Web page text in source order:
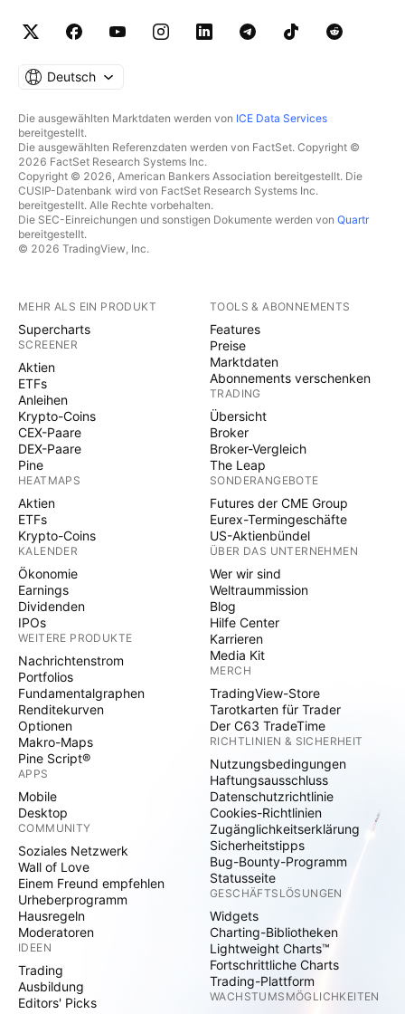
Deutsch
Die ausgewählten Marktdaten werden von ICE Data Services
bereitgestellt.
Die ausgewählten Referenzdaten werden von FactSet. Copyright ©
2026 FactSet Research Systems Inc.
Copyright © 2026, American Bankers Association bereitgestellt. Die
CUSIP-Datenbank wird von FactSet Research Systems Inc.
bereitgestellt. Alle Rechte vorbehalten.
Die SEC-Einreichungen und sonstigen Dokumente werden von Quartr
bereitgestellt.
© 2026 TradingView, Inc.
MEHR ALS EIN PRODUKT
Supercharts
SCREENER
Aktien
ETFs
Anleihen
Krypto-Coins
CEX-Paare
DEX-Paare
Pine
HEATMAPS
Aktien
ETFs
Krypto-Coins
KALENDER
Ökonomie
Earnings
Dividenden
IPOs
WEITERE PRODUKTE
Nachrichtenstrom
Portfolios
Fundamentalgraphen
Renditekurven
Optionen
Makro-Maps
Pine Script®
APPS
Mobile
Desktop
COMMUNITY
Soziales Netzwerk
Wall of Love
Einem Freund empfehlen
Urheberprogramm
Hausregeln
Moderatoren
IDEEN
Trading
Ausbildung
Editors' Picks
TOOLS & ABONNEMENTS
Features
Preise
Marktdaten
Abonnements verschenken
TRADING
Übersicht
Broker
Broker-Vergleich
The Leap
SONDERANGEBOTE
Futures der CME Group
Eurex-Termingeschäfte
US-Aktienbündel
ÜBER DAS UNTERNEHMEN
Wer wir sind
Weltraummission
Blog
Hilfe Center
Karrieren
Media Kit
MERCH
TradingView-Store
Tarotkarten für Trader
Der C63 TradeTime
RICHTLINIEN & SICHERHEIT
Nutzungsbedingungen
Haftungsausschluss
Datenschutzrichtlinie
Cookies-Richtlinien
Zugänglichkeitserklärung
Sicherheitstipps
Bug-Bounty-Programm
Statusseite
GESCHÄFTSLÖSUNGEN
Widgets
Charting-Bibliotheken
Lightweight Charts™
Fortschrittliche Charts
Trading-Plattform
WACHSTUMSMÖGLICHKEITEN